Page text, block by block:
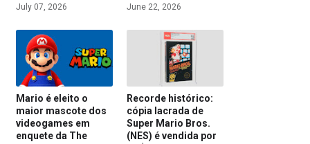
July 07, 2026 June 22, 2026
Mario é eleito o
maior mascote dos
videogames em
enquete da The
Recorde histórico:
cópia lacrada de
Super Mario Bros.
(NES) é vendida por